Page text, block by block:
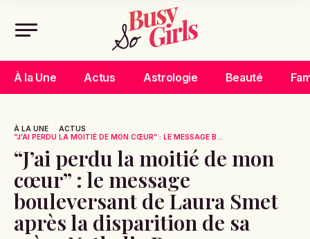
À la Une Actus Astrologie Beauté
À LA UNE
ACTUS
“J’AI PERDU LA MOITIÉ DE MON CŒUR” : LE MESSAGE B...
“J’ai perdu la moitié de mon
cœur” : le message
bouleversant de Laura Smet
après la disparition de sa